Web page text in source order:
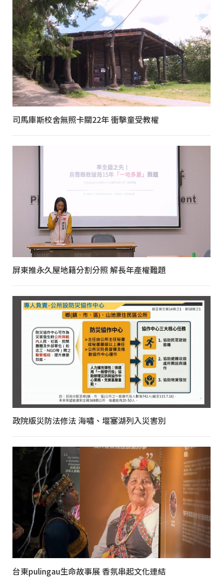
司馬庫斯校舍無照卡關22年 衝擊童受教權
屏東推永久屋地籍分割分照 解長年產權難題
政院版災防法修法 海嘯、堰塞湖列入災害別
台東pulingau生命故事展 香氛串起文化連結